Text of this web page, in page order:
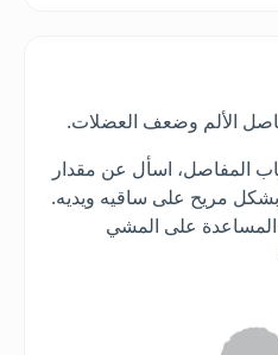
الألم وضعف العضلات.
المفاصل، اسأل عن مقدار
مريح على ساقيه ويديه.
على المشي